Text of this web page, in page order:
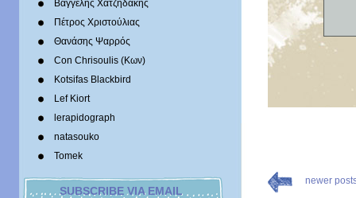
Βαγγέλης Χατζηδάκης
Πέτρος Χριστούλιας
Θανάσης Ψαρρός
Con Chrisoulis (Κων)
Kotsifas Blackbird
Lef Kiort
lerapidograph
natasouko
Tomek
SUBSCRIBE VIA EMAIL
newer